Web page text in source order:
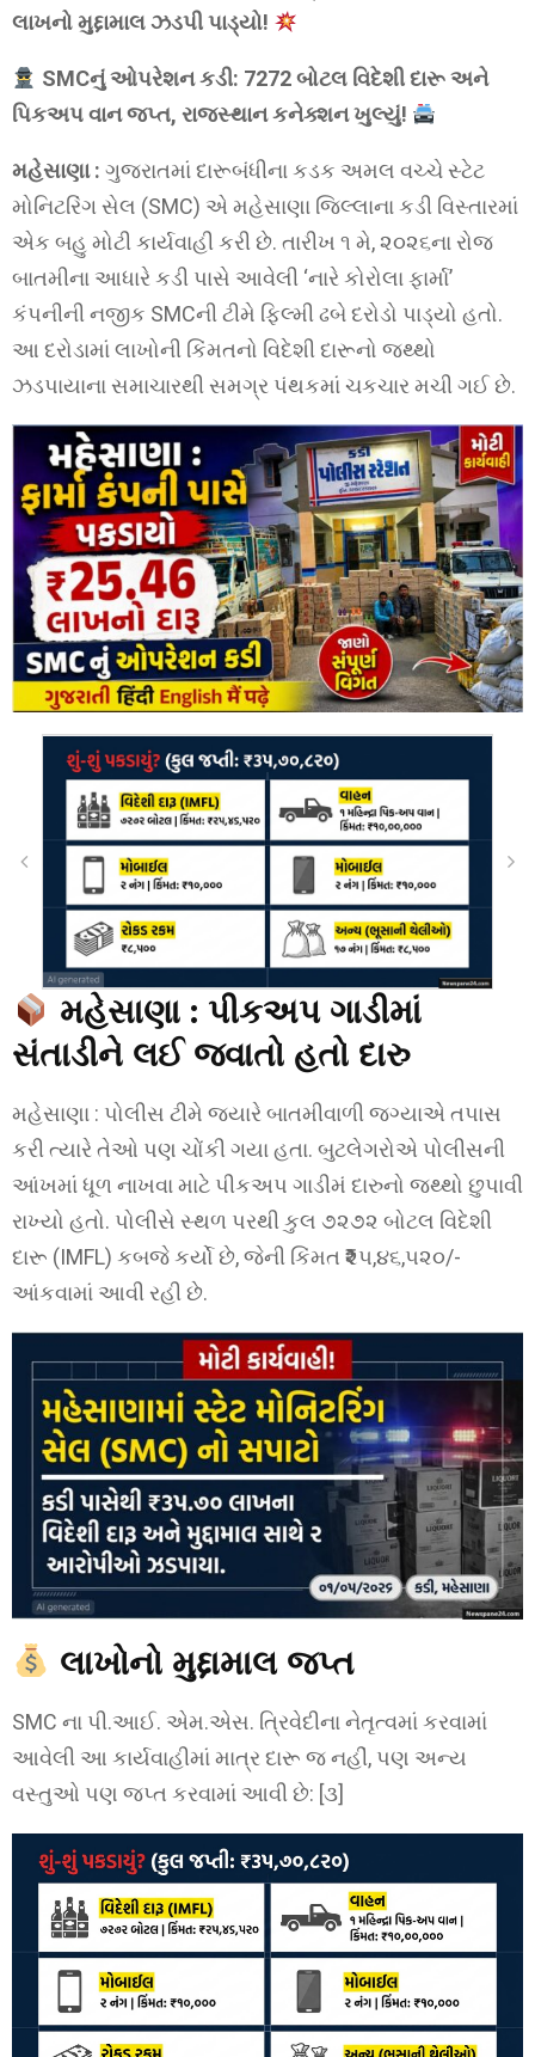
લાખનો મુદ્દામાલ ઝડપી પાડ્યો!
SMCનું ઓપરેશન કડી: 7272 બોટલ વિદેશી દારૂ અને
પિકઅપ વાન જપ્ત, રાજસ્થાન કનેક્શન ખુલ્યું!
મહેસાણા : ગુજરાતમાં દારૂબંધીના કડક અમલ વચ્ચે સ્ટેટ
મોનિટરિંગ સેલ (SMC) એ મહેસાણા જિલ્લાના કડી વિસ્તારમાં
એક બહુ મોટી કાર્યવાહી કરી છે. તારીખ ૧ મે, ૨૦૨૬ના રોજ
બાતમીના આધારે કડી પાસે આવેલી ‘નારે કોરોલા ફાર્મા’
કંપનીની નજીક SMCની ટીમે ફિલ્મી ઢબે દરોડો પાડ્યો હતો.
આ દરોડામાં લાખોની કિંમતનો વિદેશી દારૂનો જથ્થો
ઝડપાયાના સમાચારથી સમગ્ર પંથકમાં ચકચાર મચી ગઈ છે.
મહેસાણા : પીકઅપ ગાડીમાં
સંતાડીને લઈ જવાતો હતો દારુ
મહેસાણા : પોલીસ ટીમે જ્યારે બાતમીવાળી જગ્યાએ તપાસ
કરી ત્યારે તેઓ પણ ચોંકી ગયા હતા. બુટલેગરોએ પોલીસની
આંખમાં ધૂળ નાખવા માટે પીકઅપ ગાડીમં દારુનો જથ્થો છુપાવી
રાખ્યો હતો. પોલીસે સ્થળ પરથી કુલ ૭૨૭૨ બોટલ વિદેશી
દારૂ (IMFL) કબજે કર્યો છે, જેની કિંમત ₹૨૫,૪૬,૫૨૦/-
આંકવામાં આવી રહી છે.
લાખોનો મુદ્દામાલ જપ્ત
SMC ના પી.આઈ. એમ.એસ. ત્રિવેદીના નેતૃત્વમાં કરવામાં
આવેલી આ કાર્યવાહીમાં માત્ર દારૂ જ નહીં, પણ અન્ય
વસ્તુઓ પણ જપ્ત કરવામાં આવી છે: [૩]